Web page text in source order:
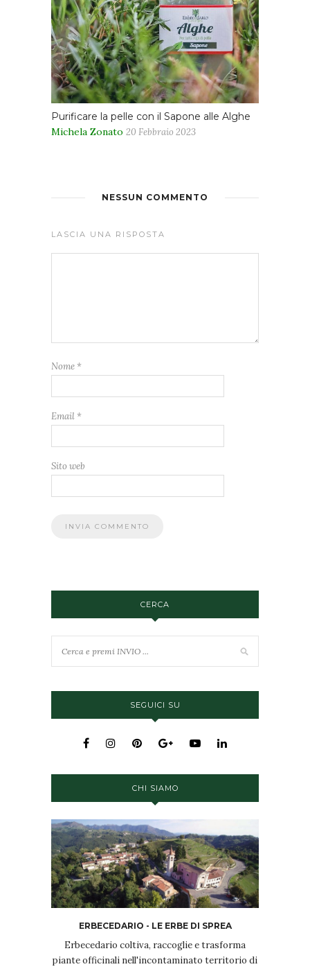
Purificare la pelle con il Sapone alle Alghe
Michela Zonato 20 Febbraio 2023
NESSUN COMMENTO
LASCIA UNA RISPOSTA
Nome *
Email *
Sito web
CERCA
SEGUICI SU
CHI SIAMO
ERBECEDARIO - LE ERBE DI SPREA
Erbecedario coltiva, raccoglie e trasforma
piante officinali nell'incontaminato territorio di